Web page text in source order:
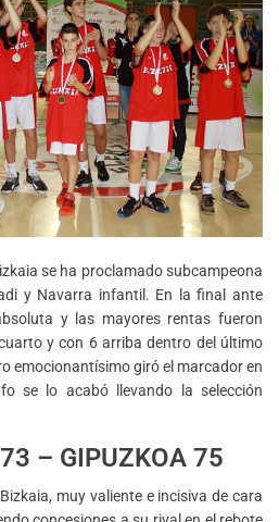
se ha proclamado subcampeona
y Navarra infantil. En la final ante
y las mayores rentas fueron
y con 6 arriba dentro del último
emocionantísimo giró el marcador en
se lo acabó llevando la selección
– GIPUZKOA 75
muy valiente e incisiva de cara